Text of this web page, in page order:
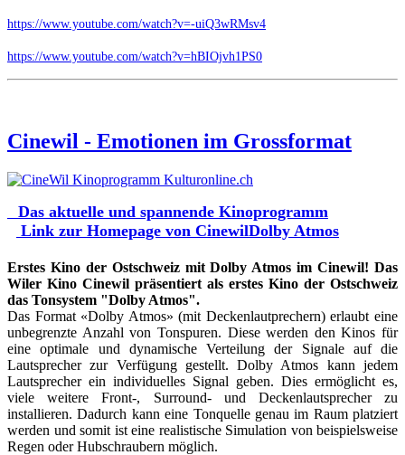
https://www.youtube.com/watch?v=-uiQ3wRMsv4
https://www.youtube.com/watch?v=hBIOjvh1PS0
Cinewil - Emotionen im Grossformat
Das aktuelle und spannende Kinoprogramm
Link zur Homepage von CinewilDolby Atmos
Erstes Kino der Ostschweiz mit Dolby Atmos im Cinewil! Das
Wiler Kino Cinewil präsentiert als erstes Kino der Ostschweiz
das Tonsystem "Dolby Atmos".
Das Format «Dolby Atmos» (mit Deckenlautprechern) erlaubt eine
unbegrenzte Anzahl von Tonspuren. Diese werden den Kinos für
eine optimale und dynamische Verteilung der Signale auf die
Lautsprecher zur Verfügung gestellt. Dolby Atmos kann jedem
Lautsprecher ein individuelles Signal geben. Dies ermöglicht es,
viele weitere Front-, Surround- und Deckenlautsprecher zu
installieren. Dadurch kann eine Tonquelle genau im Raum platziert
werden und somit ist eine realistische Simulation von beispielsweise
Regen oder Hubschraubern möglich.